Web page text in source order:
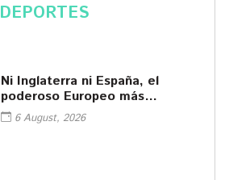
DEPORTES
Ni Inglaterra ni España, el
poderoso Europeo más
interesado en Gil Mora
6 August, 2026